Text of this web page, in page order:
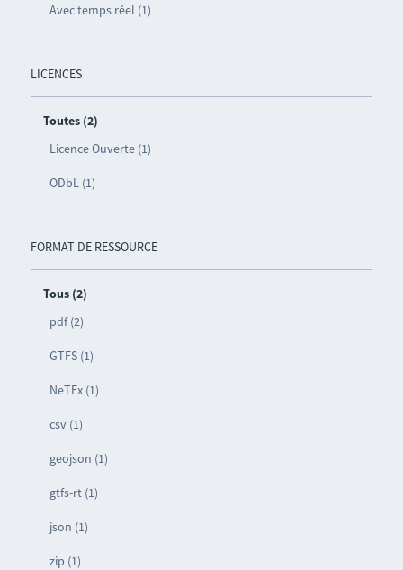
Avec temps réel (1)
LICENCES
Toutes (2)
Licence Ouverte (1)
ODbL (1)
FORMAT DE RESSOURCE
Tous (2)
pdf (2)
GTFS (1)
NeTEx (1)
csv (1)
geojson (1)
gtfs-rt (1)
json (1)
zip (1)